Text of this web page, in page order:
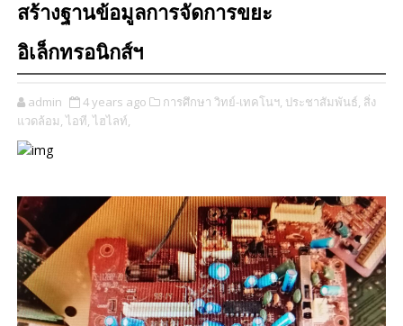
สร้างฐานข้อมูลการจัดการขยะ
อิเล็กทรอนิกส์ฯ
admin 4 years ago การศึกษา วิทย์-เทคโนฯ, ประชาสัมพันธ์, สิ่ง
แวดล้อม, ไอที, ไฮไลท์,